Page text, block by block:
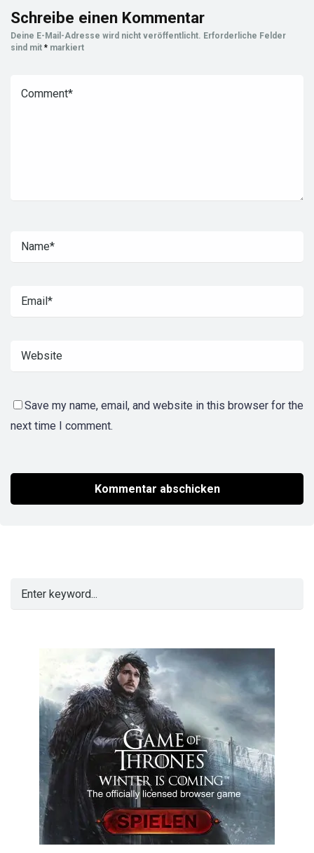
Schreibe einen Kommentar
Deine E-Mail-Adresse wird nicht veröffentlicht. Erforderliche Felder
sind mit * markiert
Save my name, email, and website in this browser for the
next time I comment.